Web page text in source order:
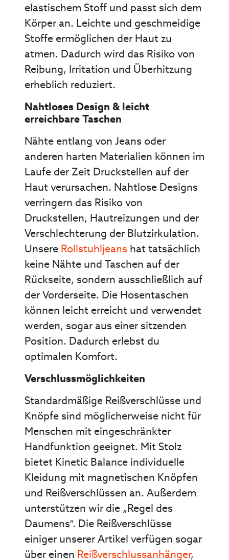
elastischem Stoff und passt sich dem
Körper an. Leichte und geschmeidige
Stoffe ermöglichen der Haut zu
atmen. Dadurch wird das Risiko von
Reibung, Irritation und Überhitzung
erheblich reduziert.
Nahtloses Design & leicht
erreichbare Taschen
Nähte entlang von Jeans oder
anderen harten Materialien können im
Laufe der Zeit Druckstellen auf der
Haut verursachen. Nahtlose Designs
verringern das Risiko von
Druckstellen, Hautreizungen und der
Verschlechterung der Blutzirkulation.
Unsere Rollstuhljeans hat tatsächlich
keine Nähte und Taschen auf der
Rückseite, sondern ausschließlich auf
der Vorderseite. Die Hosentaschen
können leicht erreicht und verwendet
werden, sogar aus einer sitzenden
Position. Dadurch erlebst du
optimalen Komfort.
Verschlussmöglichkeiten
Standardmäßige Reißverschlüsse und
Knöpfe sind möglicherweise nicht für
Menschen mit eingeschränkter
Handfunktion geeignet. Mit Stolz
bietet Kinetic Balance individuelle
Kleidung mit magnetischen Knöpfen
und Reißverschlüssen an. Außerdem
unterstützen wir die „Regel des
Daumens“. Die Reißverschlüsse
einiger unserer Artikel verfügen sogar
über einen Reißverschlussanhänger,